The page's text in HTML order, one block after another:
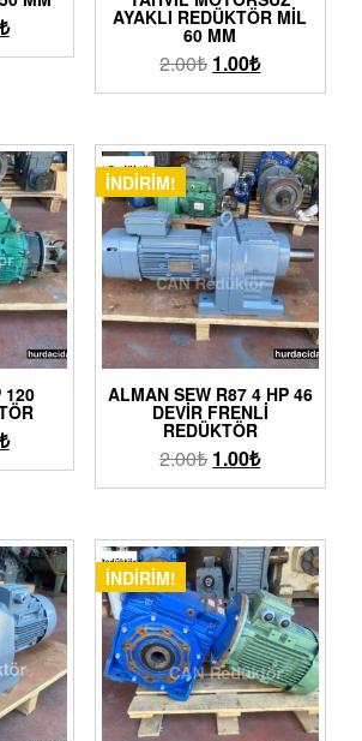
AYAKLI REDÜKTÖR MIL
60 MM
2.00₺ 1.00₺
120
İNDIRIM!
ALMAN SEW R87 4 HP 46
DEVIR FRENLI
REDÜKTÖR
2.00₺ 1.00₺
İNDIRIM!